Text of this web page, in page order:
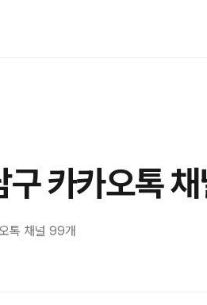
구 카카오톡
톡 채널 99개